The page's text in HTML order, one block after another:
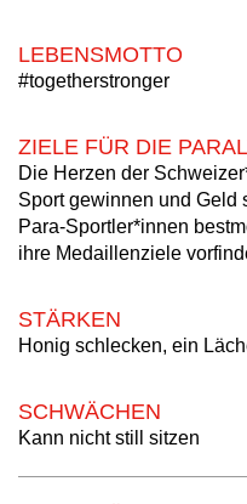
LEBENSMOTTO
#togetherstronger
ZIELE FÜR DIE
Die Herzen der
Sport gewinnen und Geld
Para-Sportler*innen
ihre Medaillenziele
STÄRKEN
Honig schlecken, ein
SCHWÄCHEN
Kann nicht still sitzen